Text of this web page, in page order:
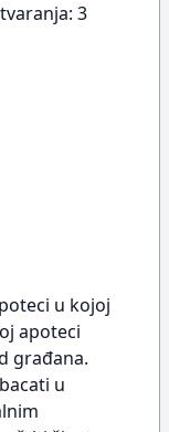
3
u kojoj
apoteci
građana.
u